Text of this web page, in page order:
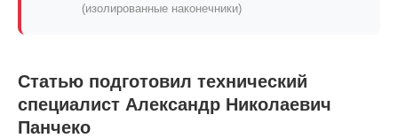
(изолированные наконечники)
Статью подготовил технический
специалист Александр Николаевич
Панчеко